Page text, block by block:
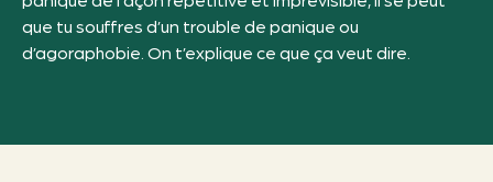
que tu souffres d’un trouble de panique ou
d’agoraphobie. On t’explique ce que ça veut dire.